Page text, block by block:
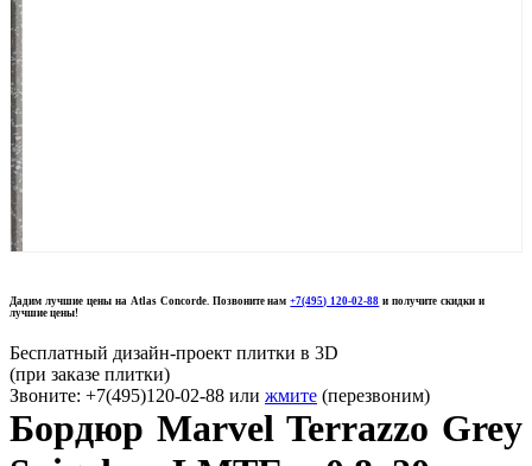
Дадим лучшие цены на Atlas Concorde. Позвоните нам+7(495) 120-02-88 и получите скидки и
лучшие цены!
Бесплатный дизайн-проект плитки в 3D
(при заказе плитки)
Звоните: +7(495)120-02-88 или жмите (перезвоним)
Бордюр Marvel Terrazzo Grey